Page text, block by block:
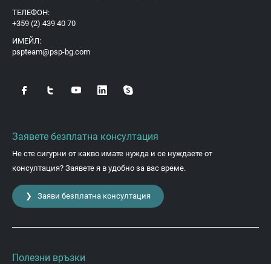
ТЕЛЕФОН:
+359 (2) 439 40 70
ИМЕЙЛ:
pspteam@psp-bg.com
Заявете безплатна консултация
Не сте сигурни от какво имате нужда и се нуждаете от
консултация? Заявете я в удобно за вас време.
❯ Заяви безплатна консултация
Полезни връзки